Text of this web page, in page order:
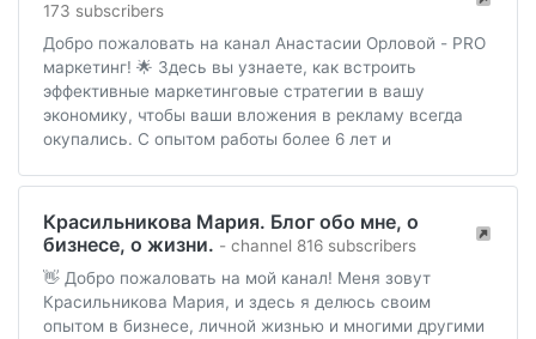
173 subscribers
Добро пожаловать на канал Анастасии Орловой - PRO
маркетинг! 🌟 Здесь вы узнаете, как встроить
эффективные маркетинговые стратегии в вашу
экономику, чтобы ваши вложения в рекламу всегда
окупались. С опытом работы более 6 лет и
Красильникова Мария. Блог обо мне, о
бизнесе, о жизни. - channel 816 subscribers
👋 Добро пожаловать на мой канал! Меня зовут
Красильникова Мария, и здесь я делюсь своим
опытом в бизнесе, личной жизнью и многими другими